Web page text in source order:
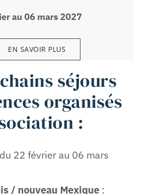
au 06 mars 2027
EN SAVOIR PLUS
séjours
organisés
:
22 février au 06 mars
/ nouveau Mexique :